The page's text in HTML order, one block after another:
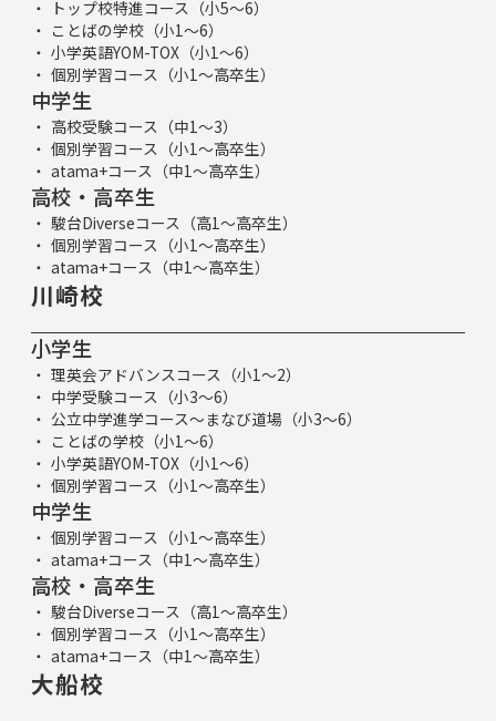
トップ校特進コース（小5～6）
ことばの学校（小1～6）
小学英語YOM-TOX（小1～6）
個別学習コース（小1～高卒生）
中学生
高校受験コース（中1～3）
個別学習コース（小1～高卒生）
atama+コース（中1～高卒生）
高校・高卒生
駿台Diverseコース（高1～高卒生）
個別学習コース（小1～高卒生）
atama+コース（中1～高卒生）
川崎校
小学生
理英会アドバンスコース（小1～2）
中学受験コース（小3～6）
公立中学進学コース～まなび道場（小3～6）
ことばの学校（小1～6）
小学英語YOM-TOX（小1～6）
個別学習コース（小1～高卒生）
中学生
個別学習コース（小1～高卒生）
atama+コース（中1～高卒生）
高校・高卒生
駿台Diverseコース（高1～高卒生）
個別学習コース（小1～高卒生）
atama+コース（中1～高卒生）
大船校